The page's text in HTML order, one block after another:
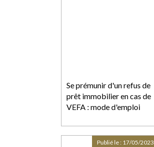
Se prémunir d'un refus de
prêt immobilier en cas de
VEFA : mode d'emploi
Publié le : 17/05/2023